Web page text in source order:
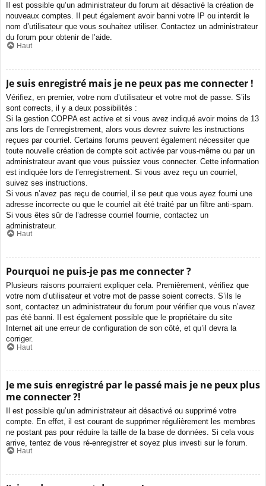
Il est possible qu’un administrateur du forum ait désactivé la création de
nouveaux comptes. Il peut également avoir banni votre IP ou interdit le
nom d’utilisateur que vous souhaitez utiliser. Contactez un administrateur
du forum pour obtenir de l’aide.
Haut
Je suis enregistré mais je ne peux pas me connecter !
Vérifiez, en premier, votre nom d’utilisateur et votre mot de passe. S’ils
sont corrects, il y a deux possibilités :
Si la gestion COPPA est active et si vous avez indiqué avoir moins de 13
ans lors de l’enregistrement, alors vous devrez suivre les instructions
reçues par courriel. Certains forums peuvent également nécessiter que
toute nouvelle création de compte soit activée par vous-même ou par un
administrateur avant que vous puissiez vous connecter. Cette information
est indiquée lors de l’enregistrement. Si vous avez reçu un courriel,
suivez ses instructions.
Si vous n’avez pas reçu de courriel, il se peut que vous ayez fourni une
adresse incorrecte ou que le courriel ait été traité par un filtre anti-spam.
Si vous êtes sûr de l’adresse courriel fournie, contactez un
administrateur.
Haut
Pourquoi ne puis-je pas me connecter ?
Plusieurs raisons pourraient expliquer cela. Premièrement, vérifiez que
votre nom d’utilisateur et votre mot de passe soient corrects. S’ils le
sont, contactez un administrateur du forum pour vérifier que vous n’avez
pas été banni. Il est également possible que le propriétaire du site
Internet ait une erreur de configuration de son côté, et qu’il devra la
corriger.
Haut
Je me suis enregistré par le passé mais je ne peux plus
me connecter ?!
Il est possible qu’un administrateur ait désactivé ou supprimé votre
compte. En effet, il est courant de supprimer régulièrement les membres
ne postant pas pour réduire la taille de la base de données. Si cela vous
arrive, tentez de vous ré-enregistrer et soyez plus investi sur le forum.
Haut